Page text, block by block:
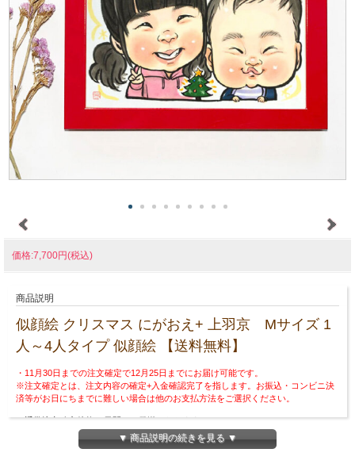
価格:7,700円(税込)
商品説明
似顔絵 クリスマス にがおえ+ 上羽京 Mサイズ 1
人～4人タイプ 似顔絵 【送料無料】
・11月30日までの注文確定で12月25日までにお届け可能です。
※注文確定とは、注文内容の確定+入金確認完了を指します。お振込・コンビニ決
済等がお日にちまでに難しい場合は他のお支払方法をご選択ください。
※通常注文確定後約30日間での発送になります。
お届け希望日にお届けいたしますが、諸事情により数日遅くなる場合もございま
▼ 商品説明の続きを見る ▼